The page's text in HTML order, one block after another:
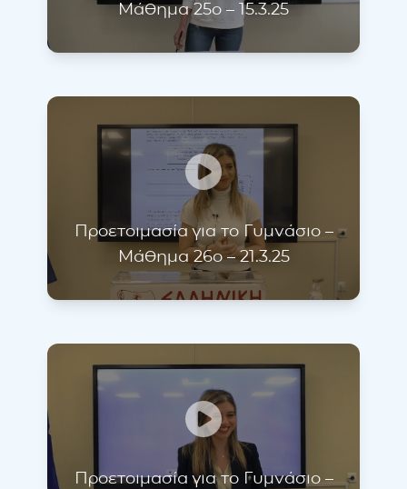
Μάθημα 25ο – 15.3.25
Προετοιμασία για το Γυμνάσιο –
Μάθημα 26ο – 21.3.25
Προετοιμασία για το Γυμνάσιο –